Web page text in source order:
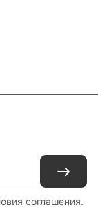
соглашения.